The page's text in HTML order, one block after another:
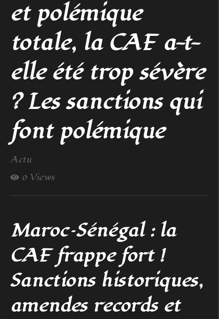
et polémique
totale, la CAF a-t-
elle été trop sévère
? Les sanctions qui
font polémique
Actu
0 Views
Maroc–Sénégal : la
CAF frappe fort !
Sanctions historiques,
amendes records et